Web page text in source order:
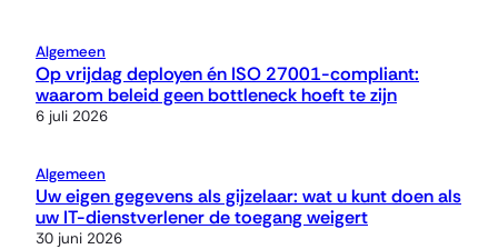
Algemeen
Op vrijdag deployen én ISO 27001-compliant:
waarom beleid geen bottleneck hoeft te zijn
6 juli 2026
Algemeen
Uw eigen gegevens als gijzelaar: wat u kunt doen als
uw IT-dienstverlener de toegang weigert
30 juni 2026